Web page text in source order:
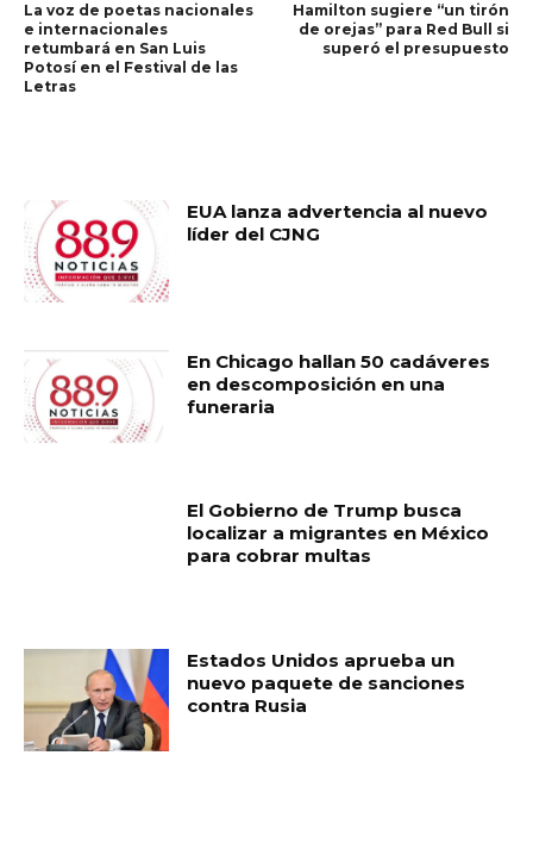
La voz de poetas nacionales
e internacionales
retumbará en San Luis
Potosí en el Festival de las
Letras
Hamilton sugiere “un tirón
de orejas” para Red Bull si
superó el presupuesto
EUA lanza advertencia al nuevo
líder del CJNG
En Chicago hallan 50 cadáveres
en descomposición en una
funeraria
El Gobierno de Trump busca
localizar a migrantes en México
para cobrar multas
Estados Unidos aprueba un
nuevo paquete de sanciones
contra Rusia